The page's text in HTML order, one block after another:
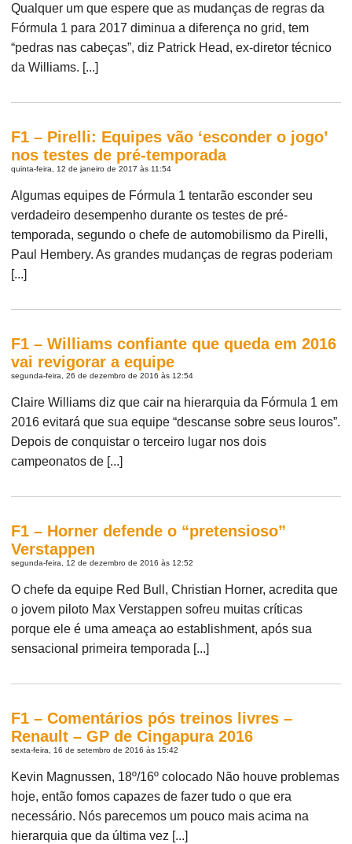
Qualquer um que espere que as mudanças de regras da
Fórmula 1 para 2017 diminua a diferença no grid, tem
“pedras nas cabeças”, diz Patrick Head, ex-diretor técnico
da Williams. [...]
F1 – Pirelli: Equipes vão ‘esconder o jogo’
nos testes de pré-temporada
quinta-feira, 12 de janeiro de 2017 às 11:54
Algumas equipes de Fórmula 1 tentarão esconder seu
verdadeiro desempenho durante os testes de pré-
temporada, segundo o chefe de automobilismo da Pirelli,
Paul Hembery. As grandes mudanças de regras poderiam
[...]
F1 – Williams confiante que queda em 2016
vai revigorar a equipe
segunda-feira, 26 de dezembro de 2016 às 12:54
Claire Williams diz que cair na hierarquia da Fórmula 1 em
2016 evitará que sua equipe “descanse sobre seus louros”.
Depois de conquistar o terceiro lugar nos dois
campeonatos de [...]
F1 – Horner defende o “pretensioso”
Verstappen
segunda-feira, 12 de dezembro de 2016 às 12:52
O chefe da equipe Red Bull, Christian Horner, acredita que
o jovem piloto Max Verstappen sofreu muitas críticas
porque ele é uma ameaça ao establishment, após sua
sensacional primeira temporada [...]
F1 – Comentários pós treinos livres –
Renault – GP de Cingapura 2016
sexta-feira, 16 de setembro de 2016 às 15:42
Kevin Magnussen, 18º/16º colocado Não houve problemas
hoje, então fomos capazes de fazer tudo o que era
necessário. Nós parecemos um pouco mais acima na
hierarquia que da última vez [...]